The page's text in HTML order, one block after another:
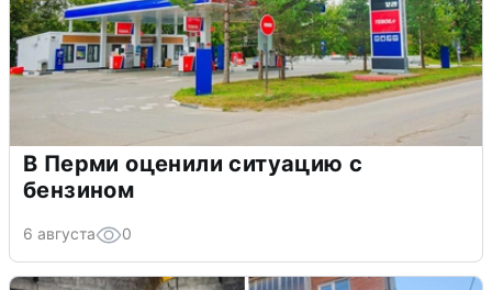
В Перми оценили ситуацию с
бензином
6 августа 0